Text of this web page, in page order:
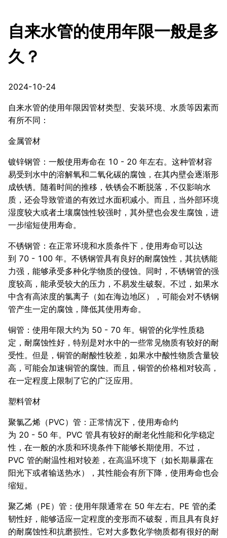
自来水管的使用年限一般是多
久？
2024-10-24
自来水管的使用年限因管材类型、安装环境、水质等因素而
有所不同：
金属管材
镀锌钢管：一般使用寿命在 10 - 20 年左右。这种管材容
易受到水中的溶解氧和二氧化碳的腐蚀，在其内壁会逐渐形
成铁锈。随着时间的推移，铁锈会不断脱落，不仅影响水
质，还会导致管道的有效过水面积减小。而且，当外部环境
湿度较大或者土壤腐蚀性较强时，其外壁也会发生腐蚀，进
一步缩短使用寿命。
不锈钢管：在正常环境和水质条件下，使用寿命可以达
到 70 - 100 年。不锈钢管具有良好的耐腐蚀性，其抗锈能
力强，能够承受多种化学物质的侵蚀。同时，不锈钢管的强
度较高，能承受较大的压力，不易发生破裂。不过，如果水
中含有高浓度的氯离子（如在海边地区），可能会对不锈钢
管产生一定的腐蚀，降低其使用寿命。
铜管：使用年限大约为 50 - 70 年。铜管的化学性质稳
定，耐腐蚀性好，特别是对水中的一些常见物质有较好的耐
受性。但是，铜管的耐酸性较差，如果水中酸性物质含量较
高，可能会加速铜管的腐蚀。而且，铜管的价格相对较高，
在一定程度上限制了它的广泛应用。
塑料管材
聚氯乙烯（PVC）管：正常情况下，使用寿命约
为 20 - 50 年。PVC 管具有较好的耐老化性能和化学稳定
性，在一般的水质和环境条件下能够长期使用。不过，
PVC 管的耐温性相对较差，在高温环境下（如长期暴露在
阳光下或者输送热水），其性能会有所下降，使用寿命也会
缩短。
聚乙烯（PE）管：使用年限通常在 50 年左右。PE 管的柔
韧性好，能够适应一定程度的变形而不破裂，而且具有良好
的耐腐蚀性和抗磨损性。它对大多数化学物质都有很好的耐